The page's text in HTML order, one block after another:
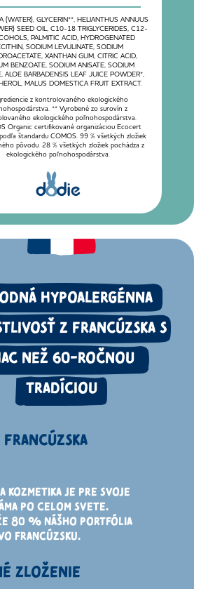
(WATER), GLYCERIN**, HELIANTHUS ANNUUS
SEED OIL, C10-18 TRIGLYCERIDES, C12-
PALMITIC ACID, HYDROGENATED
SODIUM LEVULINATE, SODIUM
XANTHAN GUM, CITRIC ACID,
BENZOATE, SODIUM ANISATE, SODIUM
ALOE BARBADENSIS LEAF JUICE POWDER*,
MALUS DOMESTICA FRUIT EXTRACT.
z kontrolovaného ekologického
** Vyrobené zo surovín z
ekologického poľnohospodárstva.
Organic certifikované organizáciou Ecocert
štandardu COMOS. 99 % všetkých zložiek
pôvodu. 28 % všetkých zložiek pochádza z
ekologického poľnohospodárstva.
HYPOALERGÉNNA
Z FRANCÚZSKA S
NEŽ 60-ROČNOU
TRADÍCIOU
KOZMETIKA JE PRE SVOJE
PO CELOM SVETE.
80 % NÁŠHO PORTFÓLIA
FRANCÚZSKU.
ZLOŽENIE